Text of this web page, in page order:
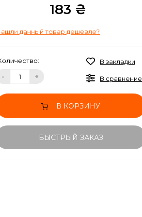
183 ₴
данный товар дешевле?
- +
В закладки
В сравнение
В КОРЗИНУ
БЫСТРЫЙ ЗАКАЗ